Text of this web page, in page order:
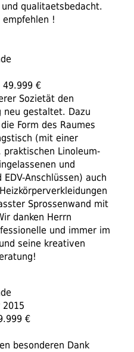
qualitaetsbedacht.
!
49.999 €
Sozietät den
neu gestaltet. Dazu
Form des Raumes
(mit einer
Linoleum-
und
Anschlüssen) auch
Sprossenwand mit
danken Herrn
und immer im
seine kreativen
€
besonderen Dank